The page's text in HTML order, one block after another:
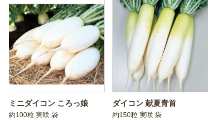
ミニダイコン ころっ娘
約100粒 実咲 袋
ダイコン 献夏青首
約150粒 実咲 袋